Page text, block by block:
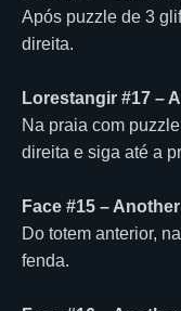
Após puzzle de 3
direita.
Lorestangir #17 –
Na praia com
direita e siga até a
Face #15 –
Do totem anterior,
fenda.